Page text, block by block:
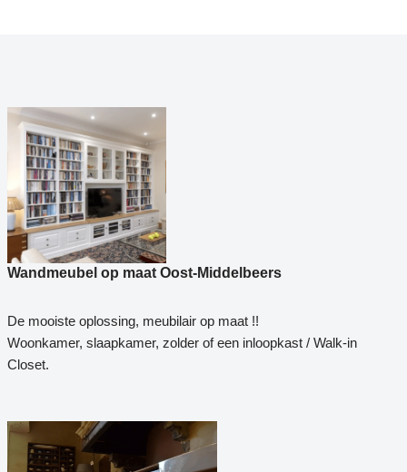
Wandmeubel op maat Oost-Middelbeers
De mooiste oplossing, meubilair op maat !!
Woonkamer, slaapkamer, zolder of een inloopkast / Walk-in
Closet.